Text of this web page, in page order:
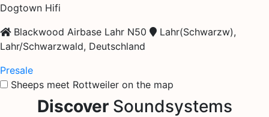
Dogtown Hifi
Blackwood Airbase Lahr N50
Lahr(Schwarzw),
Lahr/Schwarzwald, Deutschland
Presale
Sheeps meet Rottweiler on the map
DiscoverSoundsystems